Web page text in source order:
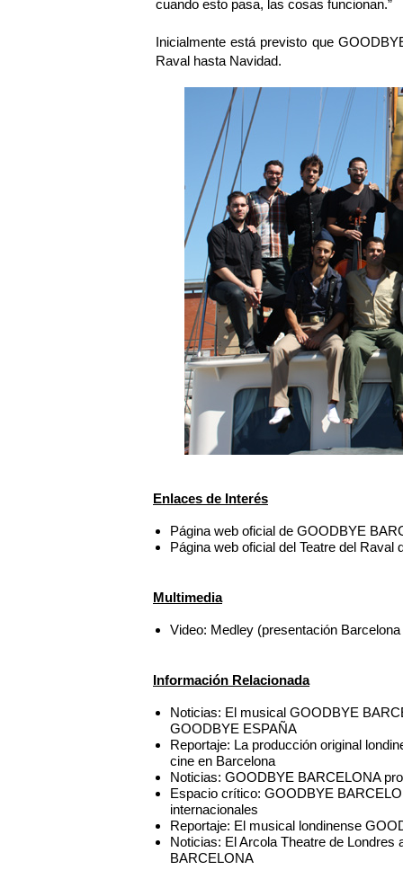
cuando esto pasa, las cosas funcionan.”
Inicialmente está previsto que
Raval hasta Navidad.
Enlaces de Interés
Página web oficial de GOODBYE
Página web oficial del Teatre del Raval
Multimedia
Video: Medley (presentación
Información Relacionada
Noticias: El musical GOODBYE
GOODBYE ESPAÑA
Reportaje: La producción original
cine en Barcelona
Noticias: GOODBYE BARCELONA
Espacio crítico: GOODBYE
internacionales
Reportaje: El musical londinense
Noticias: El Arcola Theatre de
BARCELONA